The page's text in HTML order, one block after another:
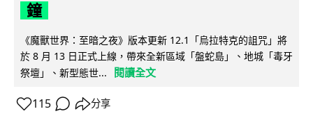
鐘
《魔獸世界：至暗之夜》版本更新 12.1「烏拉特克的詛咒」將
於 8 月 13 日正式上線，帶來全新區域「盤蛇島」、地城「毒牙
祭壇」、新型態世...
閱讀全文
115 分享